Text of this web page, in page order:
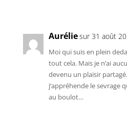
Auréliesur 31 août
Moi qui suis en plein
tout cela. Mais je n’ai
devenu un plaisir
j‘appréhende le sevrage
au boulot…